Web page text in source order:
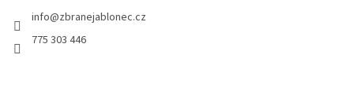
info@zbranejablonec.cz
775 303 446